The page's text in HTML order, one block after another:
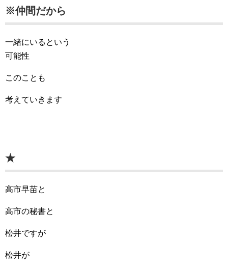
※仲間だから
一緒にいるという
可能性
このことも
考えていきます
★
高市早苗と
高市の秘書と
松井ですが
松井が